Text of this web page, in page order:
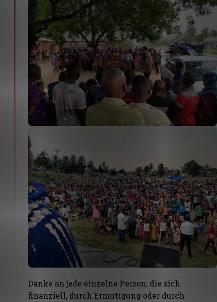
Danke an jede einzelne Person, die sich
finanziell, durch Ermutigung oder durch